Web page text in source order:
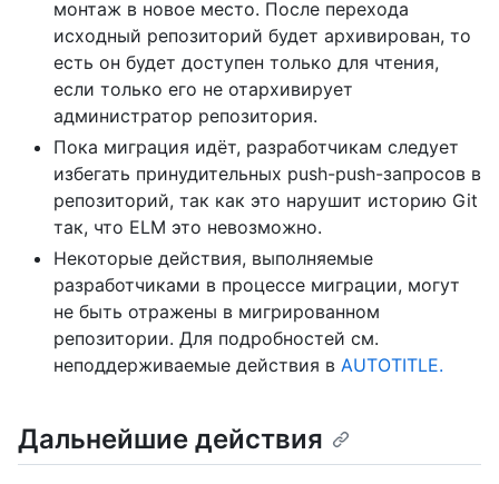
монтаж в новое место. После перехода
исходный репозиторий будет архивирован, то
есть он будет доступен только для чтения,
если только его не отархивирует
администратор репозитория.
Пока миграция идёт, разработчикам следует
избегать принудительных push-push-запросов в
репозиторий, так как это нарушит историю Git
так, что ELM это невозможно.
Некоторые действия, выполняемые
разработчиками в процессе миграции, могут
не быть отражены в мигрированном
репозитории. Для подробностей см.
неподдерживаемые действия в AUTOTITLE.
Дальнейшие действия